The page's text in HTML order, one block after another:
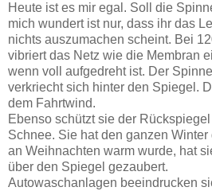
Heute ist es mir egal. Soll die
mich wundert ist nur, dass ihr das
nichts auszumachen scheint. Bei
vibriert das Netz wie die Membran
wenn voll aufgedreht ist. Der
verkriecht sich hinter den Spiegel.
dem Fahrtwind.
Ebenso schützt sie der
Schnee. Sie hat den ganzen
an Weihnachten warm wurde, hat
über den Spiegel gezaubert.
Autowaschanlagen beeindrucken